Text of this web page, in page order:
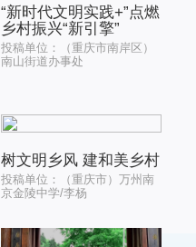
“新时代文明实践+”点燃
乡村振兴“新引擎”
投稿单位：（重庆市南岸区）
南山街道办事处
树文明乡风 建和美乡村
投稿单位：（重庆市）万州南
京金陵中学/李杨